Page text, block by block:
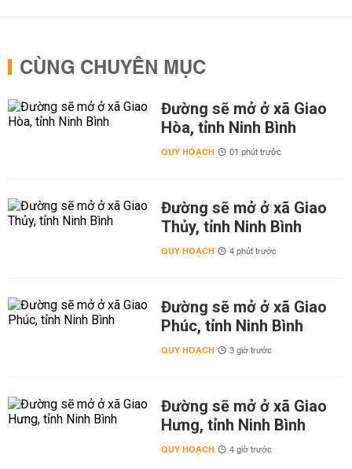
CÙNG CHUYÊN MỤC
Đường sẽ mở ở xã Giao
Hòa, tỉnh Ninh Bình
QUY HOẠCH 01 phút trước
Đường sẽ mở ở xã Giao
Thủy, tỉnh Ninh Bình
QUY HOẠCH 4 phút trước
Đường sẽ mở ở xã Giao
Phúc, tỉnh Ninh Bình
QUY HOẠCH 3 giờ trước
Đường sẽ mở ở xã Giao
Hưng, tỉnh Ninh Bình
QUY HOẠCH 4 giờ trước